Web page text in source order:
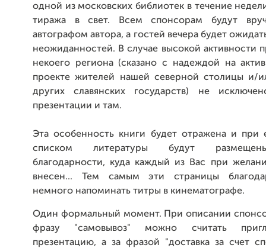
одной из московских библиотек в течение
тиража в свет. Всем спонсорам будут
автографом автора, а гостей вечера будет
неожиданностей. В случае высокой активности
некоего региона (сказано с надеждой на
проекте жителей нашей северной столицы и/
других славянских государств) не
презентации и там.
Эта особенность книги будет отражена и при
списком литературы будут
благодарности, куда каждый из Вас при
внесен... Тем самым эти страницы
немного напоминать титры в кинематографе.
Один формальный момент. При описании
фразу "самовывоз" можно считать
презентацию, а за фразой "доставка за счет